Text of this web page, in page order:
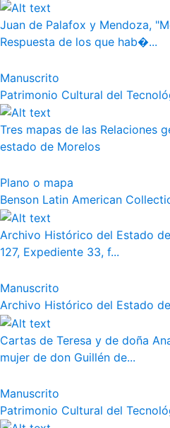
Juan de Palafox y Mendoza,
Respuesta de los que hab�...
Manuscrito
Patrimonio Cultural del
Tres mapas de las Relaciones
estado de Morelos
Plano o mapa
Benson Latin American
Archivo Histórico del Estado
127, Expediente 33, f...
Manuscrito
Archivo Histórico del Estado
Cartas de Teresa y de doña
mujer de don Guillén de...
Manuscrito
Patrimonio Cultural del